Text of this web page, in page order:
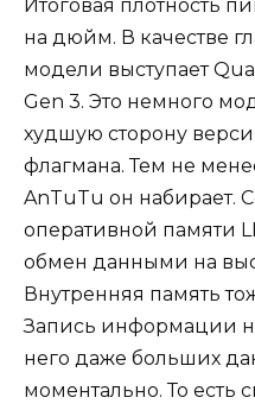
Итоговая плотность
на дюйм. В качестве
модели выступает
Gen 3. Это немного
худшую сторону
флагмана. Тем не
AnTuTu он набирает.
оперативной памяти
обмен данными на
Внутренняя память
Запись информации
него даже больших
моментально. То есть